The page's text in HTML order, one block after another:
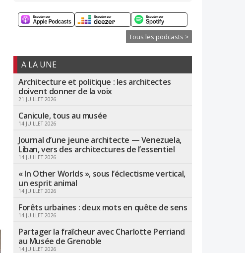
Tous les podcasts >
A LA UNE
Architecture et politique : les architectes
doivent donner de la voix
21 JUILLET 2026
Canicule, tous au musée
14 JUILLET 2026
Journal d’une jeune architecte — Venezuela,
Liban, vers des architectures de l’essentiel
14 JUILLET 2026
« In Other Worlds », sous l’éclectisme vertical,
un esprit animal
14 JUILLET 2026
Forêts urbaines : deux mots en quête de sens
14 JUILLET 2026
Partager la fraîcheur avec Charlotte Perriand
au Musée de Grenoble
14 JUILLET 2026